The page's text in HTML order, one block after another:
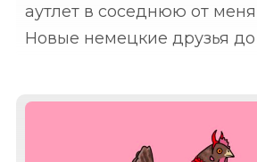
аутлет в соседнюю от
Новые немецкие друзья до